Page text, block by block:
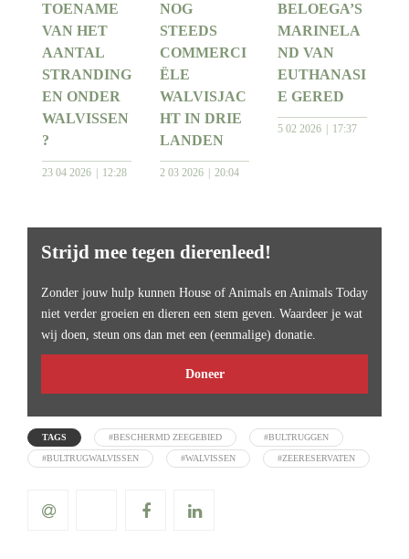
TOENAME
VAN HET
AANTAL
STRANDING
EN ONDER
WALVISSEN
?
23 04 2026 12:28
NOG
STEEDS
COMMERCI
ËLE
WALVISJAC
HT IN DRIE
LANDEN
2 03 2026 20:04
BELOEGA’S
MARINELA
ND VAN
EUTHANASI
E GERED
5 02 2026 17:37
Strijd mee tegen dierenleed!
Zonder jouw hulp kunnen House of Animals en Animals Today
niet verder groeien en dieren een stem geven. Waardeer je wat
wij doen, steun ons dan met een (eenmalige) donatie.
Doneer
TAGS #BESCHERMD ZEEGEBIED #BULTRUGGEN
#BULTRUGWALVISSEN #WALVISSEN #ZEERESERVATEN